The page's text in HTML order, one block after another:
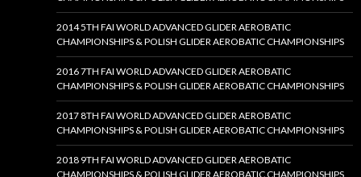
2014 5TH FAI WORLD ADVANCED GLIDER AEROBATIC
CHAMPIONSHIPS & POLISH GLIDER AEROBATIC CHAMPIONSHIPS
2016 7TH FAI WORLD ADVANCED GLIDER AEROBATIC
CHAMPIONSHIPS & POLISH GLIDER AEROBATIC CHAMPIONSHIPS
2017 8TH FAI WORLD ADVANCED GLIDER AEROBATIC
CHAMPIONSHIPS & POLISH GLIDER AEROBATIC CHAMPIONSHIPS
2018 9TH FAI WORLD ADVANCED GLIDER AEROBATIC
CHAMPIONSHIPS & POLISH GLIDER AEROBATIC CHAMPIONSHIPS